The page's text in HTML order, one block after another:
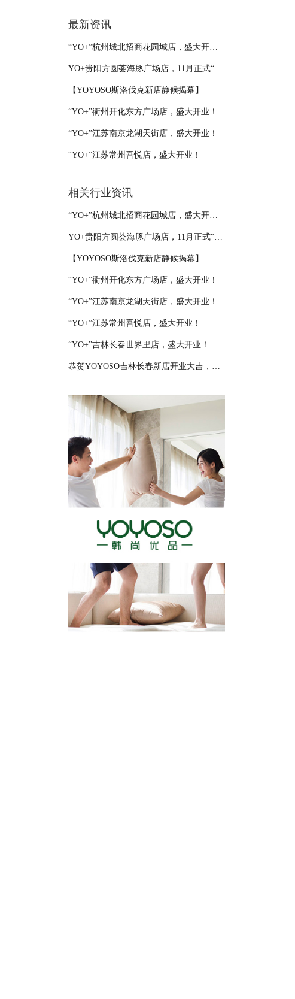
最新资讯
“YO+”杭州城北招商花园城店，盛大开业！
YO+贵阳方圆荟海豚广场店，11月正式“开闸放鱼”！
【YOYOSO斯洛伐克新店静候揭幕】
“YO+”衢州开化东方广场店，盛大开业！
“YO+”江苏南京龙湖天街店，盛大开业！
“YO+”江苏常州吾悦店，盛大开业！
相关行业资讯
“YO+”杭州城北招商花园城店，盛大开业！
YO+贵阳方圆荟海豚广场店，11月正式“开闸放鱼”！
【YOYOSO斯洛伐克新店静候揭幕】
“YO+”衢州开化东方广场店，盛大开业！
“YO+”江苏南京龙湖天街店，盛大开业！
“YO+”江苏常州吾悦店，盛大开业！
“YO+”吉林长春世界里店，盛大开业！
恭贺YOYOSO吉林长春新店开业大吉，大卖特卖